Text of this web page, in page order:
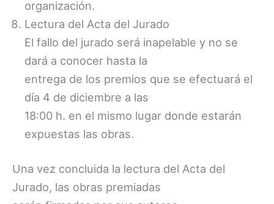
organización.
Lectura del Acta del Jurado
El fallo del jurado será inapelable y no se
dará a conocer hasta la
entrega de los premios que se efectuará el
día 4 de diciembre a las
18:00 h. en el mismo lugar donde estarán
expuestas las obras.
Una vez concluida la lectura del Acta del
Jurado, las obras premiadas